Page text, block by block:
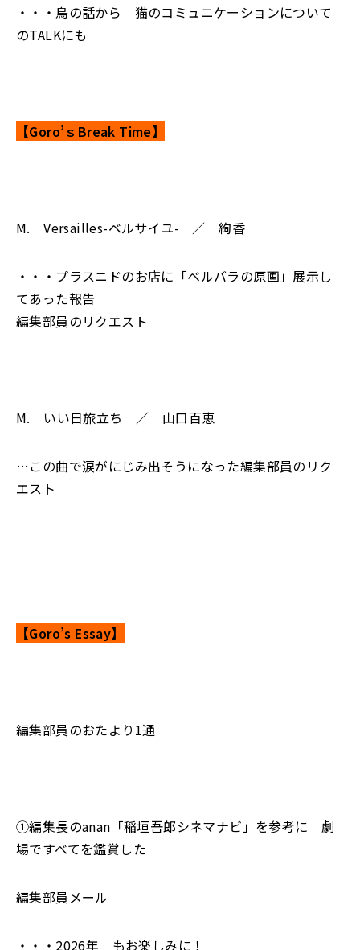
・・・鳥の話から 猫のコミュニケーションについて
のTALKにも
【Goro’ｓBreak Time】
M. Versailles-ベルサイユ- ／ 絢香
・・・プラスニドのお店に「ベルバラの原画」展示し
てあった報告
編集部員のリクエスト
M. いい日旅立ち ／ 山口百恵
…この曲で涙がにじみ出そうになった編集部員のリク
エスト
【Goro’s Essay】
編集部員のおたより1通
①編集長のanan「稲垣吾郎シネマナビ」を参考に 劇
場ですべてを鑑賞した
編集部員メール
・・・2026年 もお楽しみに！